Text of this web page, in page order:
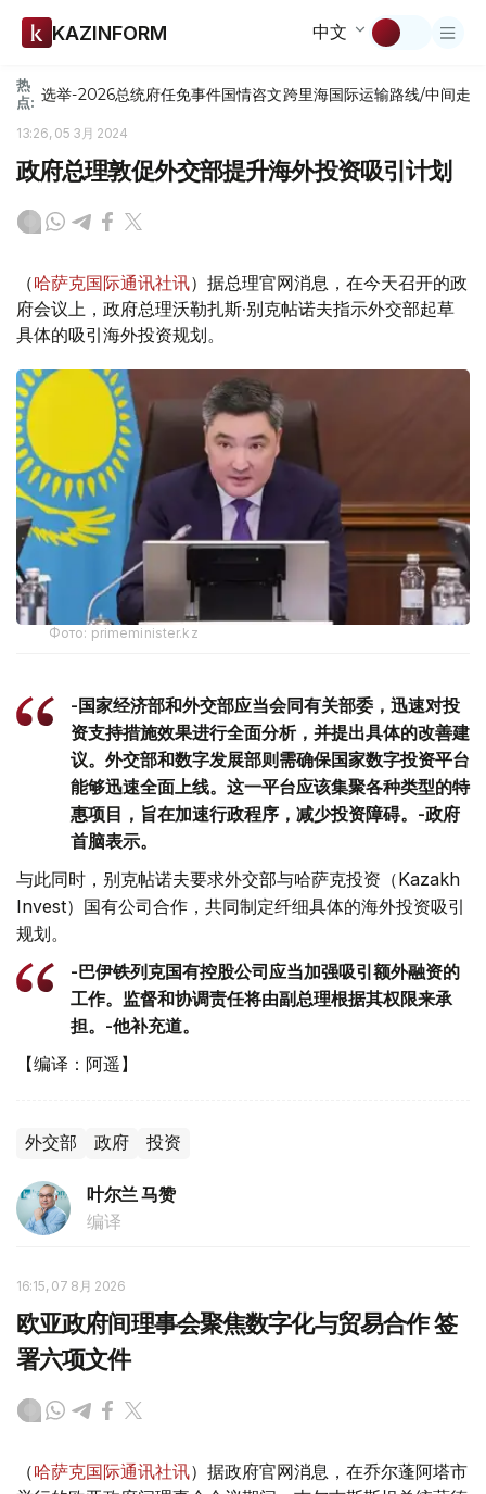
KAZINFORM 中文
热
点: 选举-2026总统府任免事件国情咨文跨里海国际运输路线/中间走廊
13:26, 05 3月 2024
政府总理敦促外交部提升海外投资吸引计划
（哈萨克国际通讯社讯）据总理官网消息，在今天召开的政
府会议上，政府总理沃勒扎斯·别克帖诺夫指示外交部起草
具体的吸引海外投资规划。
Фото: primeminister.kz
-国家经济部和外交部应当会同有关部委，迅速对投
资支持措施效果进行全面分析，并提出具体的改善建
议。外交部和数字发展部则需确保国家数字投资平台
能够迅速全面上线。这一平台应该集聚各种类型的特
惠项目，旨在加速行政程序，减少投资障碍。-政府
首脑表示。
与此同时，别克帖诺夫要求外交部与哈萨克投资（Kazakh
Invest）国有公司合作，共同制定纤细具体的海外投资吸引
规划。
-巴伊铁列克国有控股公司应当加强吸引额外融资的
工作。监督和协调责任将由副总理根据其权限来承
担。-他补充道。
【编译：阿遥】
外交部 政府 投资
叶尔兰 马赞
编译
16:15, 07 8月 2026
欧亚政府间理事会聚焦数字化与贸易合作 签
署六项文件
（哈萨克国际通讯社讯）据政府官网消息，在乔尔蓬阿塔市